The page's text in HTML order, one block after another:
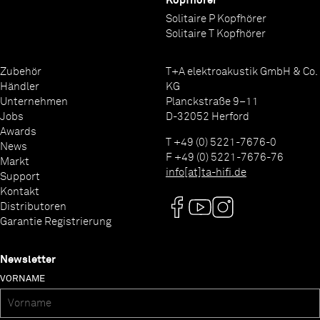
Solitaire P Kopfhörer
Solitaire T Kopfhörer
Zubehör
Händler
Unternehmen
Jobs
Awards
News
Markt
Support
Kontakt
Distributoren
Garantie Registrierung
T+A elektroakustik GmbH & Co.
KG
Planckstraße 9–11
D-32052 Herford
T +49 (0) 5221-7676-0
F +49 (0) 5221-7676-76
info[at]ta-hifi.de
Newsletter
VORNAME